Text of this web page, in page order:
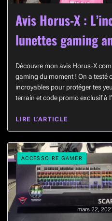
Avis Horus-X :
lunettes gaming
Découvre mon avis Horus-X
gaming du moment ! On a testé
incroyables pour protéger tes
terrain et code promo exclusif à
LIRE L’ARTICLE
ACCESSOIRE GAMER
mars 22,